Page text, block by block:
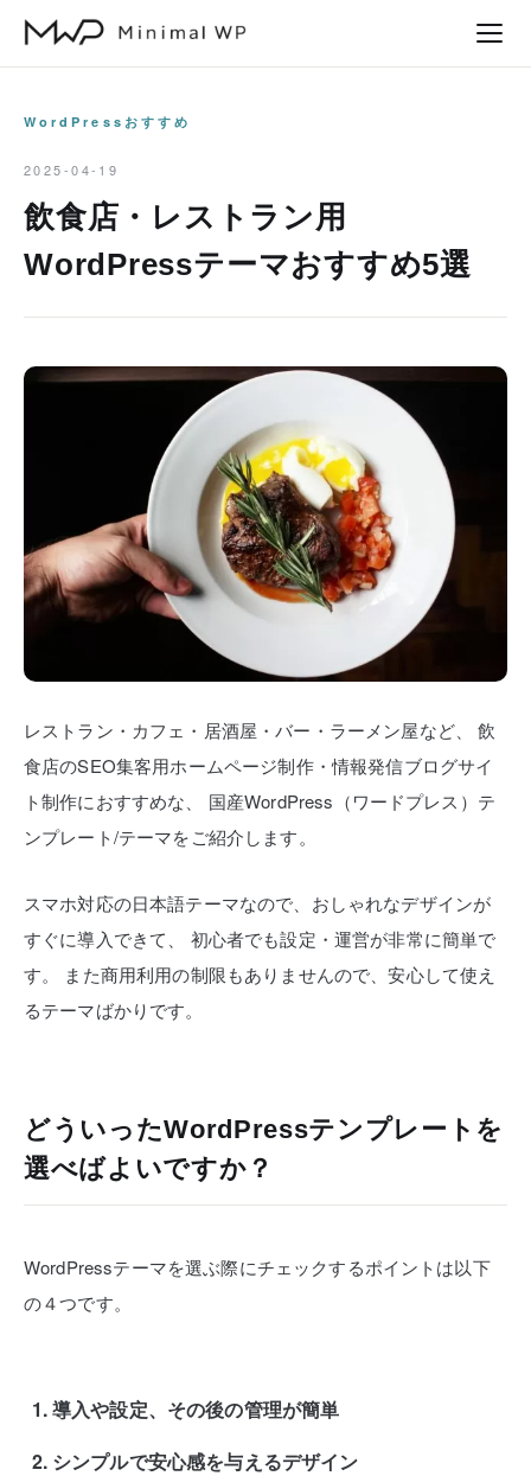
WordPressおすすめ
2025-04-19
飲食店・レストラン用
WordPressテーマおすすめ5選
レストラン・カフェ・居酒屋・バー・ラーメン屋など、
飲
食店のSEO集客用ホームページ制作・情報発信ブログサイ
ト制作におすすめな、
国産WordPress（ワードプレス）テ
ンプレート/テーマをご紹介します。
スマホ対応の日本語テーマなので、おしゃれなデザインが
すぐに導入できて、
初心者でも設定・運営が非常に簡単で
す。
また商用利用の制限もありませんので、安心して使え
るテーマばかりです。
どういったWordPressテンプレートを
選べばよいですか？
WordPressテーマを選ぶ際にチェックするポイントは以下
の４つです。
導入や設定、その後の管理が簡単
シンプルで安心感を与えるデザイン